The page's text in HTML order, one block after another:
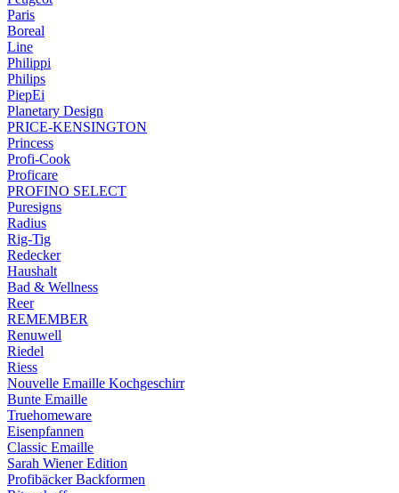
Paris
Boreal
Line
Philippi
Philips
PiepEi
Planetary Design
PRICE-KENSINGTON
Princess
Profi-Cook
Proficare
PROFINO SELECT
Puresigns
Radius
Rig-Tig
Redecker
Haushalt
Bad & Wellness
Reer
REMEMBER
Renuwell
Riedel
Riess
Nouvelle Emaille Kochgeschirr
Bunte Emaille
Truehomeware
Eisenpfannen
Classic Emaille
Sarah Wiener Edition
Profibäcker Backformen